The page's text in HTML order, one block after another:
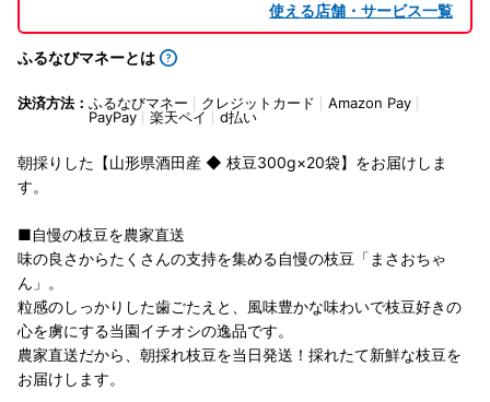
使える店舗・サービス一覧
ふるなびマネーとは
決済方法： ふるなびマネー クレジットカード
Amazon Pay
PayPay
楽天ペイ d払い
朝採りした【山形県酒田産 ◆ 枝豆300g×20袋】をお届けしま
す。
■自慢の枝豆を農家直送
味の良さからたくさんの支持を集める自慢の枝豆「まさおちゃ
ん」。
粒感のしっかりした歯ごたえと、風味豊かな味わいで枝豆好きの
心を虜にする当園イチオシの逸品です。
農家直送だから、朝採れ枝豆を当日発送！採れたて新鮮な枝豆を
お届けします。